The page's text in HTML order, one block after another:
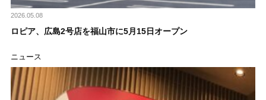
2026.05.08
ロピア、広島2号店を福山市に5月15日オープン
ニュース